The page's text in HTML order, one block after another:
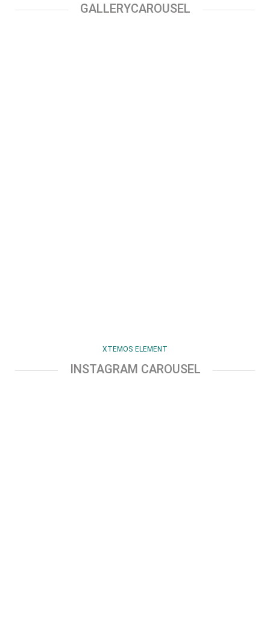
GALLERYCAROUSEL
XTEMOS ELEMENT
INSTAGRAM CAROUSEL